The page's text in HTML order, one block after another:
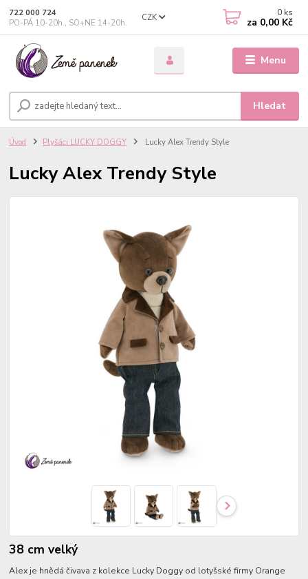
Menu
CZK
Hledat
722 000 724
PO-PÁ 10-20h., SO+NE 14-20h.
0 ks
za 0,00 Kč
Úvod Plyšáci LUCKY DOGGY Lucky Alex Trendy Style
Lucky Alex Trendy Style
38 cm velký
Alex je hnědá čivava z kolekce Lucky Doggy od lotyšské firmy Orange